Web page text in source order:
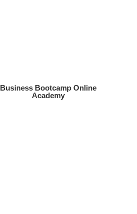
Business Bootcamp Online
Academy